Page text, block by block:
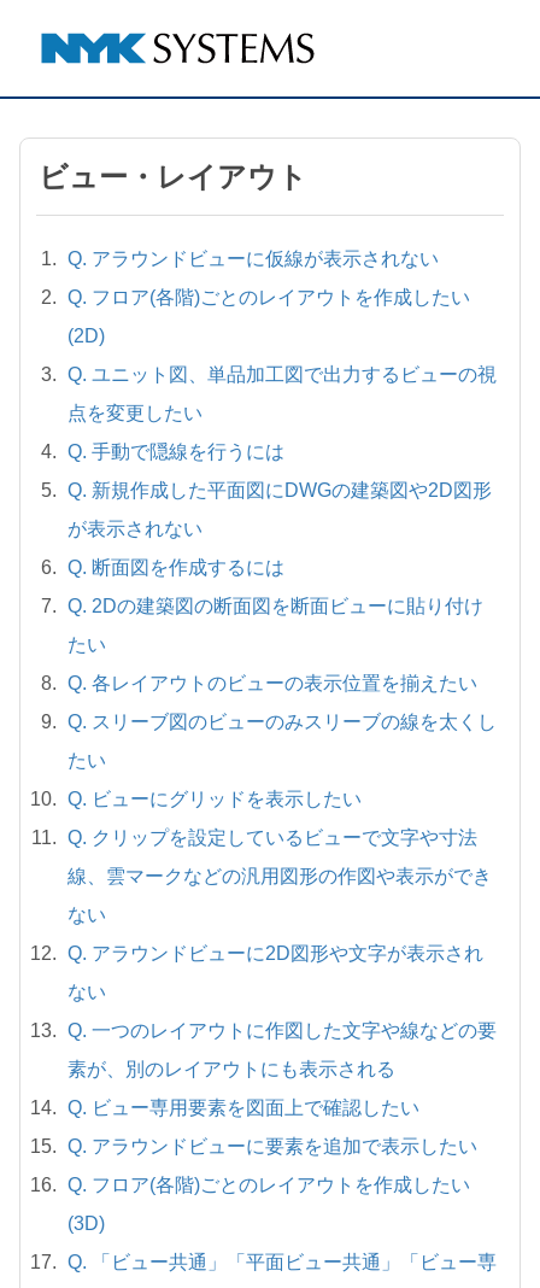
ビュー・レイアウト
Q. アラウンドビューに仮線が表示されない
Q. フロア(各階)ごとのレイアウトを作成したい
(2D)
Q. ユニット図、単品加工図で出力するビューの視
点を変更したい
Q. 手動で隠線を行うには
Q. 新規作成した平面図にDWGの建築図や2D図形
が表示されない
Q. 断面図を作成するには
Q. 2Dの建築図の断面図を断面ビューに貼り付け
たい
Q. 各レイアウトのビューの表示位置を揃えたい
Q. スリーブ図のビューのみスリーブの線を太くし
たい
Q. ビューにグリッドを表示したい
Q. クリップを設定しているビューで文字や寸法
線、雲マークなどの汎用図形の作図や表示ができ
ない
Q. アラウンドビューに2D図形や文字が表示され
ない
Q. 一つのレイアウトに作図した文字や線などの要
素が、別のレイアウトにも表示される
Q. ビュー専用要素を図面上で確認したい
Q. アラウンドビューに要素を追加で表示したい
Q. フロア(各階)ごとのレイアウトを作成したい
(3D)
Q. 「ビュー共通」「平面ビュー共通」「ビュー専